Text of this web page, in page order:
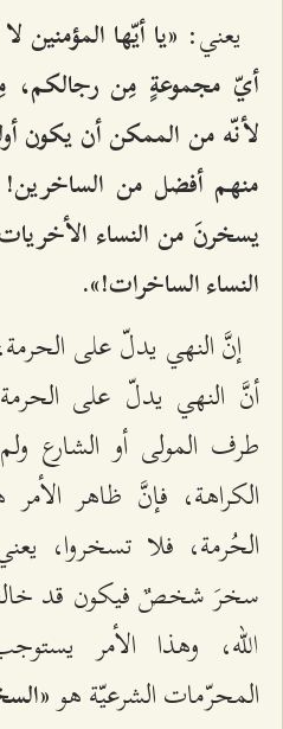
يعني: «يا أيّها
أيّ مجموعةٍ مِن رجالكم،
لأنّه من الممكن أن يكون
منهم أفضل من الساخرين!
يسخرنَ من النساء
النساء الساخرات!».
إنَّ النهي يدلّ على
أنَّ النهي يدلّ على
طرف المولى أو الشارع
الكراهة، فإنَّ ظاهر
الحُرمة، فلا تسخروا،
سخرَ شخصٌ فيكون قد خالف
الله، وهذا الأمر
المحرّمات الشرعيّة هو